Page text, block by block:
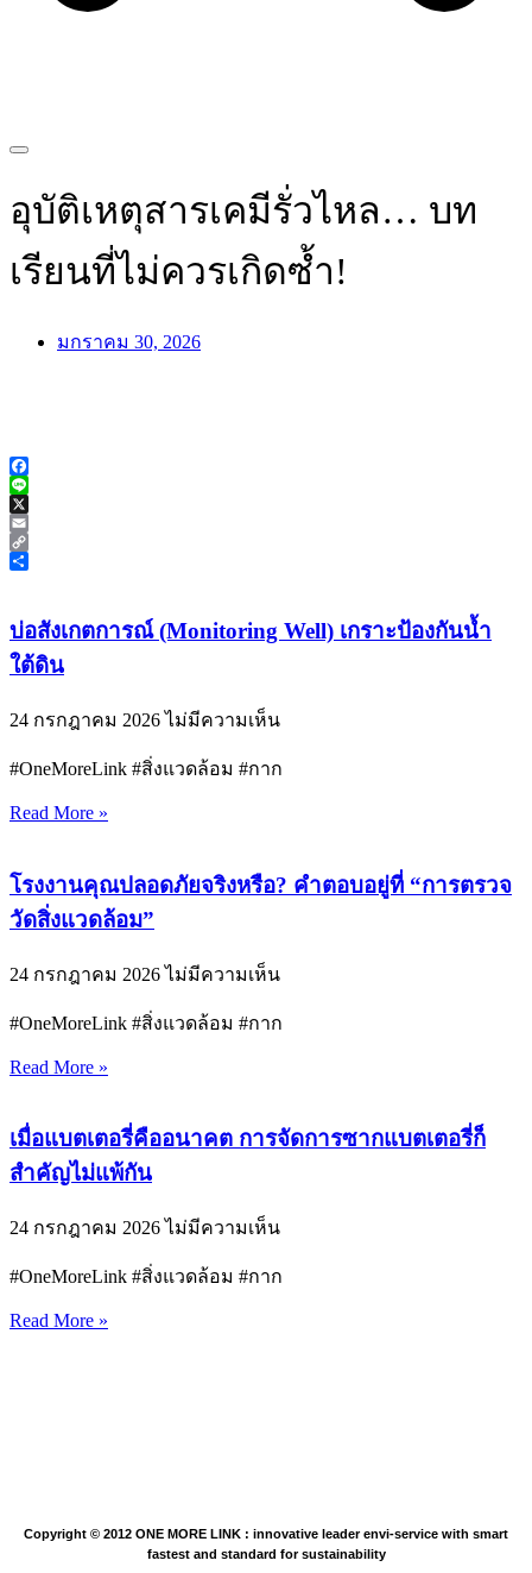
อุบัติเหตุสารเคมีรั่วไหล… บท
เรียนที่ไม่ควรเกิดซ้ำ!
มกราคม 30, 2026
Facebook
Line
X
Email
Copy
บ่อสังเกตการณ์ (Monitoring Well) เกราะป้องกันน้ำ
ใต้ดิน
24 กรกฎาคม 2026ไม่มีความเห็น
#OneMoreLink #สิ่งแวดล้อม #กาก
Read More »
โรงงานคุณปลอดภัยจริงหรือ? คำตอบอยู่ที่ “การตรวจ
วัดสิ่งแวดล้อม”
24 กรกฎาคม 2026ไม่มีความเห็น
#OneMoreLink #สิ่งแวดล้อม #กาก
Read More »
เมื่อแบตเตอรี่คืออนาคต การจัดการซากแบตเตอรี่ก็
สำคัญไม่แพ้กัน
24 กรกฎาคม 2026ไม่มีความเห็น
#OneMoreLink #สิ่งแวดล้อม #กาก
Read More »
Copyright © 2012 ONE MORE LINK : innovative leader envi-service with smart
fastest and standard for sustainability